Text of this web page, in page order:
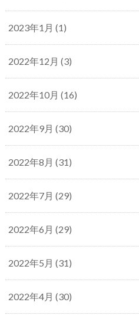
2023年1月 (1)
2022年12月 (3)
2022年10月 (16)
2022年9月 (30)
2022年8月 (31)
2022年7月 (29)
2022年6月 (29)
2022年5月 (31)
2022年4月 (30)